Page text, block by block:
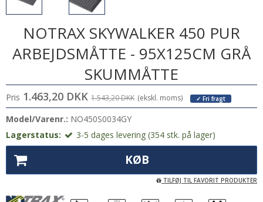
NOTRAX SKYWALKER 450 PUR
ARBEJDSMÅTTE - 95X125CM GRÅ
SKUMMÅTTE
Pris 1.463,20 DKK 1.543,20 DKK (ekskl. moms) ✓ Fri fragt
Model/Varenr.: NO450S0034GY
Lagerstatus:
3-5 dages levering (354 stk. på lager)
KØB
TILFØJ TIL FAVORIT PRODUKTER